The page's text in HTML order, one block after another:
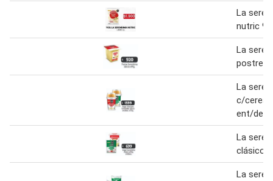
La
nutric
La
postre
La
c/
ent/
La
clásico
La